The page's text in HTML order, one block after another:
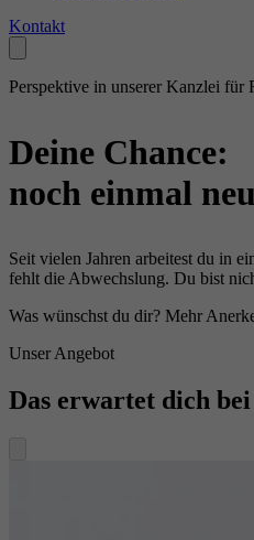
Kontakt
Perspektive in unserer Kanzlei für
Deine Chance:
noch einmal
Seit vielen Jahren arbeitest du in
fehlt die Abwechslung. Du bist
Was wünschst du dir? Mehr
Unser Angebot
Das erwartet dich bei